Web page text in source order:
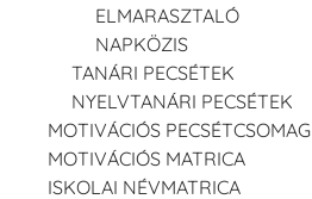
ELMARASZTALÓ
NAPKÖZIS
TANÁRI PECSÉTEK
NYELVTANÁRI PECSÉTEK
MOTIVÁCIÓS PECSÉTCSOMAG
MOTIVÁCIÓS MATRICA
ISKOLAI NÉVMATRICA